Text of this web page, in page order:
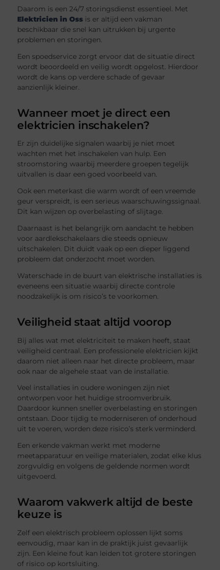
Daarom is een 24/7 storingsdienst essentieel. Met
Elektricien in Oss is er altijd een vakman
beschikbaar die snel kan uitrukken bij urgente
problemen en storingen.
Een spoedservice zorgt ervoor dat de situatie direct
wordt beoordeeld en veilig wordt opgelost. Hierdoor
wordt de kans op verdere schade of gevaar
aanzienlijk kleiner.
Wanneer moet je direct een
elektricien inschakelen?
Er zijn duidelijke signalen waarbij je niet moet
wachten met het inschakelen van hulp. Een
stroomstoring waarbij meerdere groepen tegelijk
uitvallen is daar een goed voorbeeld van.
Ook een meterkast die warm wordt of een vreemde
geur verspreidt, is een serieus waarschuwingssignaal.
Dit kan wijzen op overbelasting of slijtage.
Daarnaast is het belangrijk om aandacht te hebben
voor aardlekschakelaars die steeds opnieuw
uitschakelen. Dit duidt vaak op een dieper liggend
probleem dat onderzocht moet worden.
Waterschade in de buurt van elektrische installaties is
eveneens een situatie waarbij directe controle
noodzakelijk is om risico’s te voorkomen.
Veiligheid staat altijd voorop
Bij alles wat met elektriciteit te maken heeft, staat
veiligheid centraal. Een professionele elektricien kijkt
daarom niet alleen naar het directe probleem, maar
ook naar de algehele staat van de installatie.
Veel installaties in oudere woningen zijn niet
ontworpen voor het huidige stroomverbruik.
Daardoor kunnen sneller overbelasting en storingen
ontstaan. Door tijdig te moderniseren of onderhoud
uit te voeren, worden deze risico’s sterk verminderd.
Een erkende vakman werkt met moderne
meetapparatuur en veilige materialen, zodat elke klus
zorgvuldig en volgens de geldende normen wordt
uitgevoerd.
Waarom vakwerk altijd de beste
keuze is
Zelf een elektrisch probleem oplossen lijkt soms
eenvoudig, maar kan in de praktijk juist gevaarlijk
zijn. Een kleine fout kan leiden tot grotere storingen
of risico op kortsluiting.